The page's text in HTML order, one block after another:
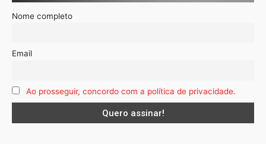
Nome completo
Email
Ao prosseguir, concordo com a política de privacidade.